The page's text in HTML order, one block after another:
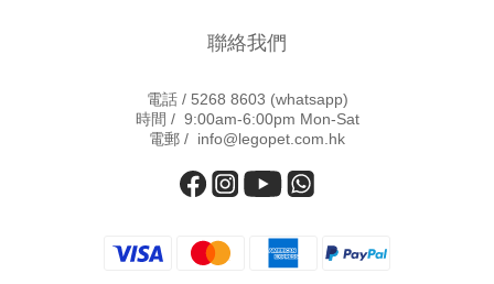
聯絡我們
電話 / 5268 8603 (whatsapp)
時間 / 9:00am-6:00pm Mon-Sat
電郵 / info@legopet.com.hk